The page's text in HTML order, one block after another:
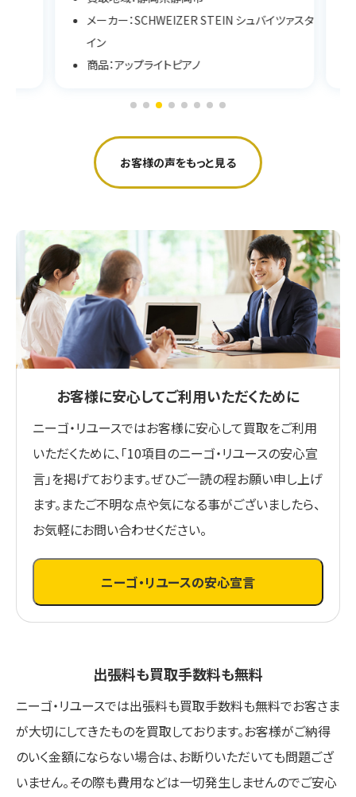
メーカー：SCHWEIZER STEIN シュバイツァスタ
イン
商品：アップライトピアノ
お客様の声をもっと見る
お客様に安心してご利用いただくために
ニーゴ・リユースではお客様に安心して買取をご利用
いただくために、「10項目のニーゴ・リユースの安心宣
言」を掲げております。ぜひご一読の程お願い申し上げ
ます。またご不明な点や気になる事がございましたら、
お気軽にお問い合わせください。
ニーゴ・リユースの安心宣言
出張料も買取手数料も無料
ニーゴ・リユースでは出張料も買取手数料も無料でお客さま
が大切にしてきたものを買取しております。お客様がご納得
のいく金額にならない場合は、お断りいただいても問題ござ
いません。その際も費用などは一切発生しませんのでご安心